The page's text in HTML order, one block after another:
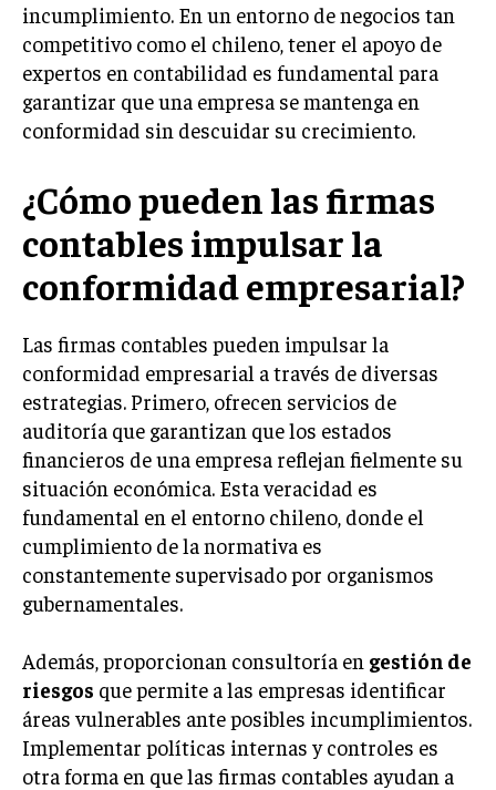
COMERCIO INTERNACIONAL
EXPANSIÓN GLOBAL
IMPORTACIÓN Y EXPORTACIÓN
TECNOLOGIA
SOSTENIBILIDAD Y MEDIO AMBIENTE
GESTIÓN DE LA INNOVACIÓN TECNOLÓGICA
ANALÍTICA EMPRESARIAL Y BUSINESS
INTELLIGENCE
CIBERSEGURIDAD EMPRESARIAL
ESTRATEGIA
EMPRESAS FAMILIARES Y SUCESIÓN
GESTIÓN DEL RIESGO EMPRESARIAL
NEGOCIACIÓN Y RESOLUCIÓN DE CONFLICTOS
DERECHO EMPRESARIAL Y REGULACIONES
ÉXITO EMPRESARIAL Y CASOS DE ESTUDIO
GOBIERNO CORPORATIVO
NEGOCIOS
ESTRATEGIAS DE NEGOCIOS
incumplimiento. En un entorno de negocios tan
competitivo como el chileno, tener el apoyo de
expertos en contabilidad es fundamental para
garantizar que una empresa se mantenga en
conformidad sin descuidar su crecimiento.
¿Cómo pueden las firmas
contables impulsar la
conformidad empresarial?
Las firmas contables pueden impulsar la
conformidad empresarial a través de diversas
estrategias. Primero, ofrecen servicios de
auditoría que garantizan que los estados
financieros de una empresa reflejan fielmente su
situación económica. Esta veracidad es
fundamental en el entorno chileno, donde el
cumplimiento de la normativa es
constantemente supervisado por organismos
gubernamentales.
Además, proporcionan consultoría en gestión de
riesgos que permite a las empresas identificar
áreas vulnerables ante posibles incumplimientos.
Implementar políticas internas y controles es
otra forma en que las firmas contables ayudan a